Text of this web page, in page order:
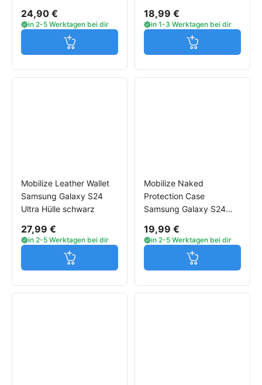
24,90 €
in 2-5 Werktagen bei dir
Jetzt in den Warenkorb
18,99 €
in 1-3 Werktagen bei dir
Jetzt in den
Mobilize Leather Wallet
Samsung Galaxy S24
Ultra Hülle schwarz
27,99 €
in 2-5 Werktagen bei dir
Jetzt in den Warenkorb
Mobilize Naked
Protection Case
Samsung Galaxy S24
Clear
19,99 €
in 2-5 Werktagen bei dir
Jetzt in den